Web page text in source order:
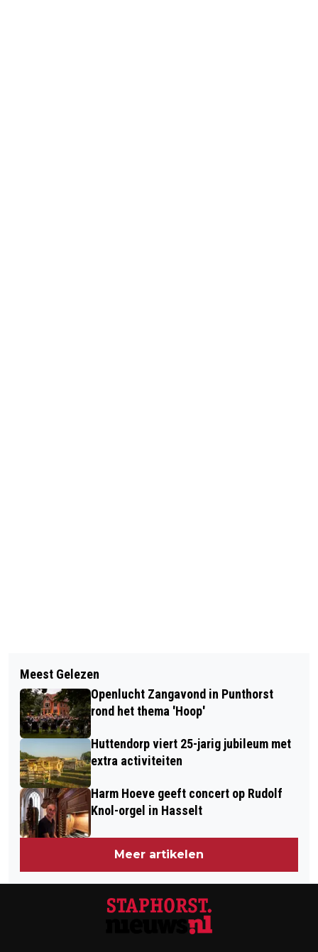
REGIO ZWOLLE BIEDT MINISTER
KARREMANS SPONSSTRATEGIE AAN
KOREN ZINGEN VOOR WERK
OEKRAÏENSE VRIJWILLIGSTER OLYA
Meest Gelezen
Openlucht Zangavond in Punthorst
rond het thema 'Hoop'
Huttendorp viert 25-jarig jubileum met
extra activiteiten
Harm Hoeve geeft concert op Rudolf
Knol-orgel in Hasselt
Meer artikelen